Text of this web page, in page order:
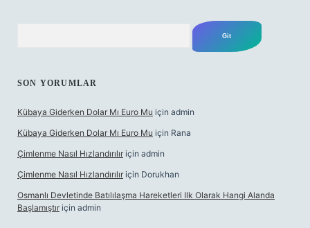
SON YORUMLAR
Kübaya Giderken Dolar Mı Euro Mu için admin
Kübaya Giderken Dolar Mı Euro Mu için Rana
Çimlenme Nasıl Hızlandırılır için admin
Çimlenme Nasıl Hızlandırılır için Dorukhan
Osmanlı Devletinde Batılılaşma Hareketleri Ilk Olarak Hangi Alanda
Başlamıştır için admin